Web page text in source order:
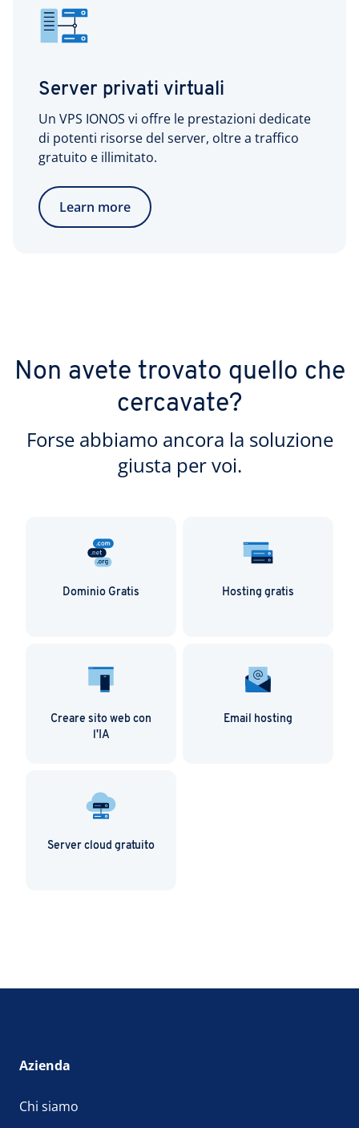
Server privati virtuali
Un VPS IONOS vi offre le prestazioni dedicate
di potenti risorse del server, oltre a traffico
gratuito e illimitato.
Learn more
Non avete trovato quello che
cercavate?
Forse abbiamo ancora la soluzione
giusta per voi.
Dominio Gratis Hosting gratis
Creare sito web con
l'IA
Email hosting
Server cloud gratuito
Azienda
Chi siamo